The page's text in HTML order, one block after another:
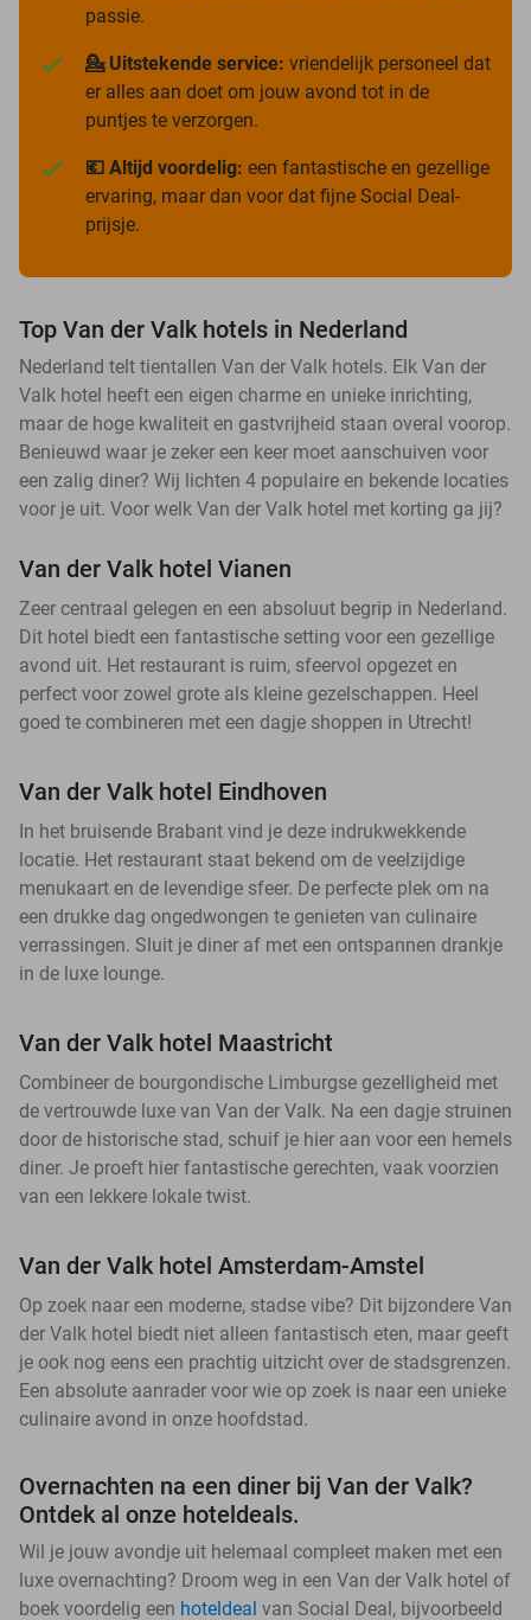
passie.
💁 Uitstekende service: vriendelijk personeel dat
er alles aan doet om jouw avond tot in de
puntjes te verzorgen.
💶 Altijd voordelig: een fantastische en gezellige
ervaring, maar dan voor dat fijne Social Deal-
prijsje.
Top Van der Valk hotels in Nederland
Nederland telt tientallen Van der Valk hotels. Elk Van der
Valk hotel heeft een eigen charme en unieke inrichting,
maar de hoge kwaliteit en gastvrijheid staan overal voorop.
Benieuwd waar je zeker een keer moet aanschuiven voor
een zalig diner? Wij lichten 4 populaire en bekende locaties
voor je uit. Voor welk Van der Valk hotel met korting ga jij?
Van der Valk hotel Vianen
Zeer centraal gelegen en een absoluut begrip in Nederland.
Dit hotel biedt een fantastische setting voor een gezellige
avond uit. Het restaurant is ruim, sfeervol opgezet en
perfect voor zowel grote als kleine gezelschappen. Heel
goed te combineren met een dagje shoppen in Utrecht!
Van der Valk hotel Eindhoven
In het bruisende Brabant vind je deze indrukwekkende
locatie. Het restaurant staat bekend om de veelzijdige
menukaart en de levendige sfeer. De perfecte plek om na
een drukke dag ongedwongen te genieten van culinaire
verrassingen. Sluit je diner af met een ontspannen drankje
in de luxe lounge.
Van der Valk hotel Maastricht
Combineer de bourgondische Limburgse gezelligheid met
de vertrouwde luxe van Van der Valk. Na een dagje struinen
door de historische stad, schuif je hier aan voor een hemels
diner. Je proeft hier fantastische gerechten, vaak voorzien
van een lekkere lokale twist.
Van der Valk hotel Amsterdam-Amstel
Op zoek naar een moderne, stadse vibe? Dit bijzondere Van
der Valk hotel biedt niet alleen fantastisch eten, maar geeft
je ook nog eens een prachtig uitzicht over de stadsgrenzen.
Een absolute aanrader voor wie op zoek is naar een unieke
culinaire avond in onze hoofdstad.
Overnachten na een diner bij Van der Valk?
Ontdek al onze hoteldeals.
Wil je jouw avondje uit helemaal compleet maken met een
luxe overnachting? Droom weg in een Van der Valk hotel of
boek voordelig een hoteldeal van Social Deal, bijvoorbeeld